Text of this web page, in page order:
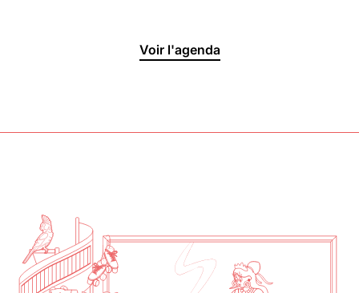
Lun, Mar, Mer : Fermé
Le Toit
Voir l'agenda